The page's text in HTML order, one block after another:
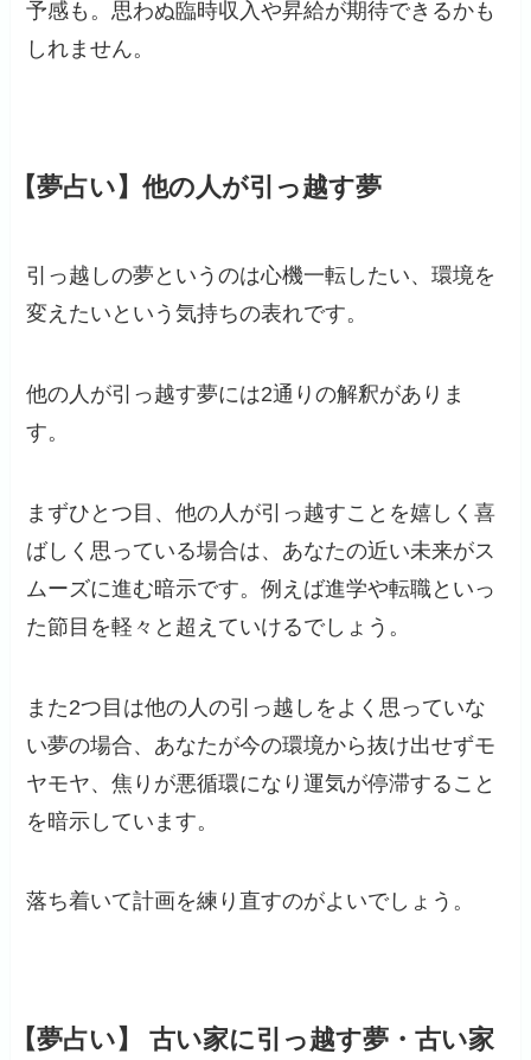
予感も。思わぬ臨時収入や昇給が期待できるかも
しれません。
【夢占い】他の人が引っ越す夢
引っ越しの夢というのは心機一転したい、環境を
変えたいという気持ちの表れです。
他の人が引っ越す夢には2通りの解釈がありま
す。
まずひとつ目、他の人が引っ越すことを嬉しく喜
ばしく思っている場合は、あなたの近い未来がス
ムーズに進む暗示です。例えば進学や転職といっ
た節目を軽々と超えていけるでしょう。
また2つ目は他の人の引っ越しをよく思っていな
い夢の場合、あなたが今の環境から抜け出せずモ
ヤモヤ、焦りが悪循環になり運気が停滞すること
を暗示しています。
落ち着いて計画を練り直すのがよいでしょう。
【夢占い】 古い家に引っ越す夢・古い家